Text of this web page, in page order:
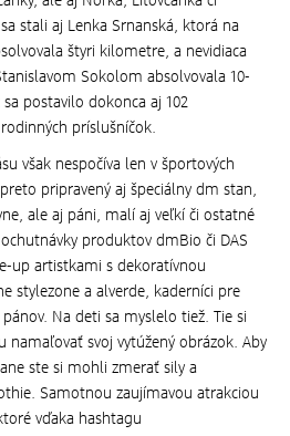
stali aj Lenka Srnanská, ktorá na
štyri kilometre, a nevidiaca
Sokolom absolvovala 10-
postavilo dokonca aj 102
príslušníčok.
však nespočíva len v športových
pripravený aj špeciálny dm stan,
ale aj páni, malí aj veľkí či ostatné
produktov dmBio či DAS
up artistkami s dekoratívnou
stylezone a alverde, kaderníci pre
Na deti sa myslelo tiež. Tie si
namaľovať svoj vytúžený obrázok. Aby
ste si mohli zmerať sily a
Samotnou zaujímavou atrakciou
vďaka hashtagu